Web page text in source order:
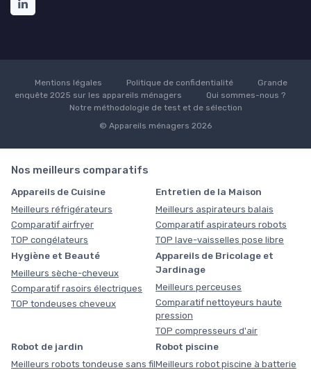
Mentions légales Politique de confidentialité
Grande
enquête 2025 sur les appareils ménagers
Qui sommes-nous ?
Notre méthodologie de test et de sélection
© Appareils ménagers 2026
Nos meilleurs comparatifs
Appareils de Cuisine
Meilleurs réfrigérateurs
Comparatif airfryer
TOP congélateurs
Entretien de la Maison
Meilleurs aspirateurs balais
Comparatif aspirateurs robots
TOP lave-vaisselles pose libre
Hygiène et Beauté
Meilleurs sèche-cheveux
Comparatif rasoirs électriques
TOP tondeuses cheveux
Appareils de Bricolage et
Jardinage
Meilleurs perceuses
Comparatif nettoyeurs haute
pression
TOP compresseurs d'air
Robot de jardin
Meilleurs robots tondeuse sans fil
Robot piscine
Meilleurs robot piscine à batterie